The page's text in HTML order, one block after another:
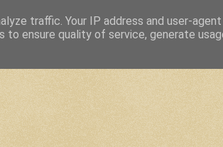
traffic. Your IP address and user-agent
to ensure quality of service, generate